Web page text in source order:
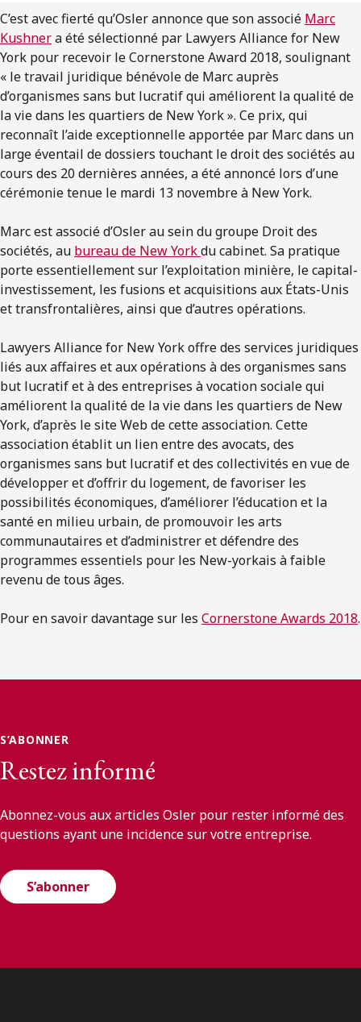
S’abonner
C’est avec fierté qu’Osler annonce que son associé Marc
Kushnera été sélectionné par Lawyers Alliance for New
York pour recevoir le Cornerstone Award 2018, soulignant
« le travail juridique bénévole de Marc auprès
d’organismes sans but lucratif qui améliorent la qualité de
la vie dans les quartiers de New York ». Ce prix, qui
reconnaît l’aide exceptionnelle apportée par Marc dans un
large éventail de dossiers touchant le droit des sociétés au
cours des 20 dernières années, a été annoncé lors d’une
cérémonie tenue le mardi 13 novembre à New York.
Marc est associé d’Osler au sein du groupe Droit des
sociétés, au bureau de New Yorkdu cabinet. Sa pratique
porte essentiellement sur l’exploitation minière, le capital-
investissement, les fusions et acquisitions aux États-Unis
et transfrontalières, ainsi que d’autres opérations.
Lawyers Alliance for New York offre des services juridiques
liés aux affaires et aux opérations à des organismes sans
but lucratif et à des entreprises à vocation sociale qui
améliorent la qualité de la vie dans les quartiers de New
York, d’après le site Web de cette association. Cette
association établit un lien entre des avocats, des
organismes sans but lucratif et des collectivités en vue de
développer et d’offrir du logement, de favoriser les
possibilités économiques, d’améliorer l’éducation et la
santé en milieu urbain, de promouvoir les arts
communautaires et d’administrer et défendre des
programmes essentiels pour les New-yorkais à faible
revenu de tous âges.
Pour en savoir davantage sur les Cornerstone Awards 2018.
S’ABONNER
Restez informé
Abonnez-vous aux articles Osler pour rester informé des
questions ayant une incidence sur votre entreprise.
S’abonner